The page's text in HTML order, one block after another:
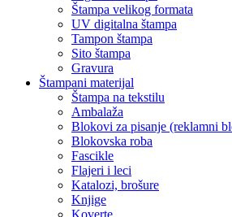
Štampa velikog formata
UV digitalna štampa
Tampon štampa
Sito štampa
Gravura
Štampani materijal
Štampa na tekstilu
Ambalaža
Blokovi za pisanje (reklamni
Blokovska roba
Fascikle
Flajeri i leci
Katalozi, brošure
Knjige
Koverte